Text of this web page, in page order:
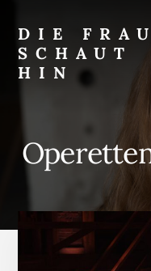
content
Seitenspalte
springen
DIE FRAU
SCHAUT
HIN
und
überhaupt